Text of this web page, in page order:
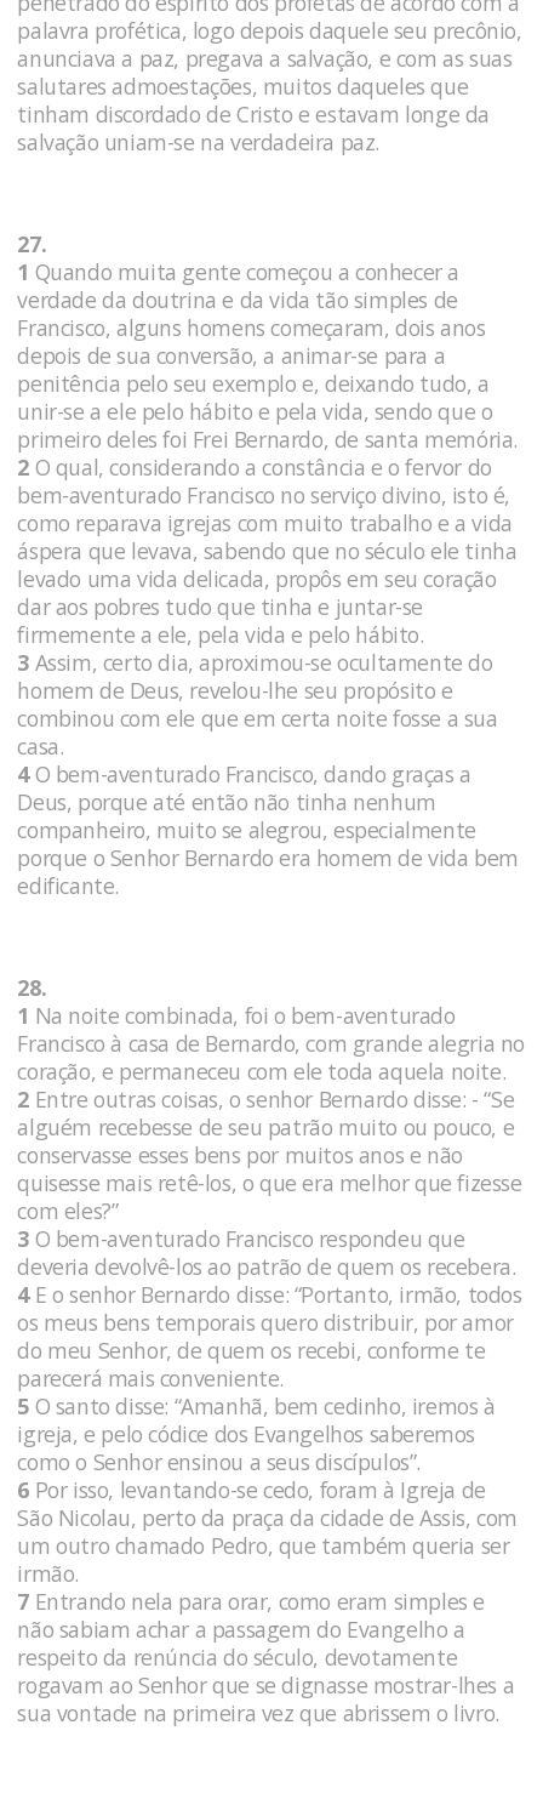
palavra profética, logo depois daquele seu precônio,
anunciava a paz, pregava a salvação, e com as suas
salutares admoestações, muitos daqueles que
tinham discordado de Cristo e estavam longe da
salvação uniam-se na verdadeira paz.
27.
1 Quando muita gente começou a conhecer a
verdade da doutrina e da vida tão simples de
Francisco, alguns homens começaram, dois anos
depois de sua conversão, a animar-se para a
penitência pelo seu exemplo e, deixando tudo, a
unir-se a ele pelo hábito e pela vida, sendo que o
primeiro deles foi Frei Bernardo, de santa memória.
2 O qual, considerando a constância e o fervor do
bem-aventurado Francisco no serviço divino, isto é,
como reparava igrejas com muito trabalho e a vida
áspera que levava, sabendo que no século ele tinha
levado uma vida delicada, propôs em seu coração
dar aos pobres tudo que tinha e juntar-se
firmemente a ele, pela vida e pelo hábito.
3 Assim, certo dia, aproximou-se ocultamente do
homem de Deus, revelou-lhe seu propósito e
combinou com ele que em certa noite fosse a sua
casa.
4O bem-aventurado Francisco, dando graças a
Deus, porque até então não tinha nenhum
companheiro, muito se alegrou, especialmente
porque o Senhor Bernardo era homem de vida bem
edificante.
28.
1 Na noite combinada, foi o bem-aventurado
Francisco à casa de Bernardo, com grande alegria no
coração, e permaneceu com ele toda aquela noite.
2 Entre outras coisas, o senhor Bernardo disse: - “Se
alguém recebesse de seu patrão muito ou pouco, e
conservasse esses bens por muitos anos e não
quisesse mais retê-los, o que era melhor que fizesse
com eles?”
3 O bem-aventurado Francisco respondeu que
deveria devolvê-los ao patrão de quem os recebera.
4E o senhor Bernardo disse: “Portanto, irmão, todos
os meus bens temporais quero distribuir, por amor
do meu Senhor, de quem os recebi, conforme te
parecerá mais conveniente.
5 O santo disse: “Amanhã, bem cedinho, iremos à
igreja, e pelo códice dos Evangelhos saberemos
como o Senhor ensinou a seus discípulos”.
6 Por isso, levantando-se cedo, foram à Igreja de
São Nicolau, perto da praça da cidade de Assis, com
um outro chamado Pedro, que também queria ser
irmão.
7 Entrando nela para orar, como eram simples e
não sabiam achar a passagem do Evangelho a
respeito da renúncia do século, devotamente
rogavam ao Senhor que se dignasse mostrar-lhes a
sua vontade na primeira vez que abrissem o livro.